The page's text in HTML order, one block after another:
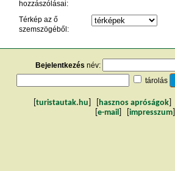
hozzászólásai:
Térkép az ő
szemszögéből:
Bejelentkezés név:
tárolás
turistautak.hu hasznos apróságok
e-mail impresszum]